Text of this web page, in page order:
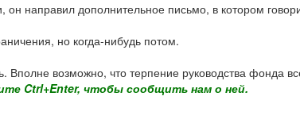
направил дополнительное письмо, в котором
но когда-нибудь потом.
возможно, что терпение руководства фонда
Ctrl+Enter, чтобы сообщить нам о ней.